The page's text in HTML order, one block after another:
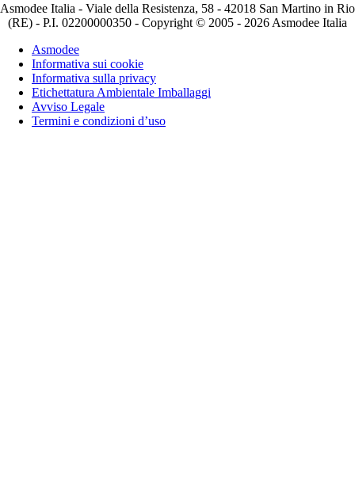
Asmodee Italia - Viale della Resistenza, 58 - 42018 San Martino in Rio
(RE) - P.I. 02200000350 - Copyright © 2005 - 2026 Asmodee Italia
Asmodee
Informativa sui cookie
Informativa sulla privacy
Etichettatura Ambientale Imballaggi
Avviso Legale
Termini e condizioni d’uso